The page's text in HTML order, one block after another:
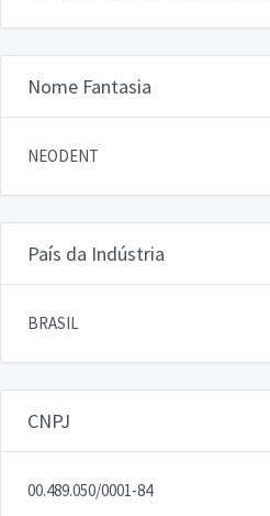
Nome Fantasia
NEODENT
País da Indústria
BRASIL
CNPJ
00.489.050/0001-84